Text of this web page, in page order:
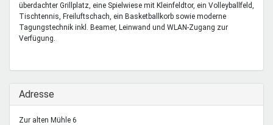
Demokratie & Beteiligung
überdachter Grillplatz, eine Spielwiese mit Kleinfeldtor, ein Volleyballfeld,
Tischtennis, Freiluftschach, ein Basketballkorb sowie moderne
Tagungstechnik inkl. Beamer, Leinwand und WLAN-Zugang zur
Verfügung.
Ausblenden
Adresse
Zur alten Mühle 6